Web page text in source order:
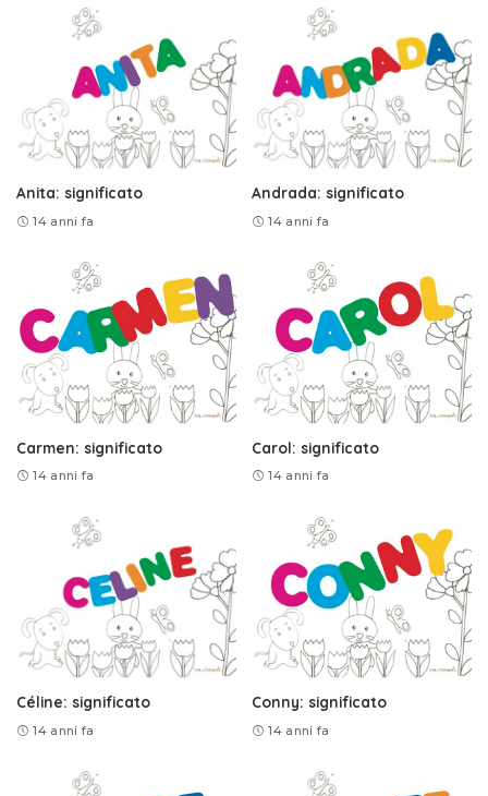
Anita: significato
14 anni fa
Andrada: significato
14 anni fa
Carmen: significato
14 anni fa
Carol: significato
14 anni fa
Céline: significato
14 anni fa
Conny: significato
14 anni fa